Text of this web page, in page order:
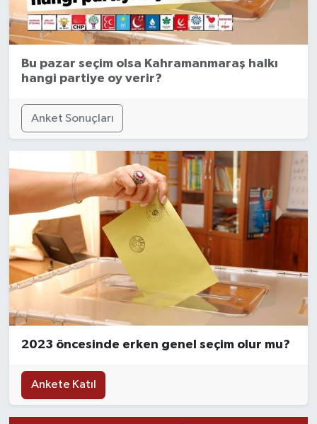
Bu pazar seçim olsa Kahramanmaraş halkı
hangi partiye oy verir?
Anket Sonuçları
2023 öncesinde erken genel seçim olur mu?
Ankete Katıl